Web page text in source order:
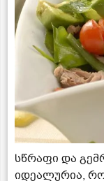
სწრაფი და
იდეალურია,